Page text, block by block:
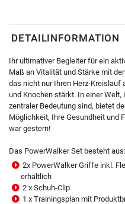
DETAILINFORMATION
Ihr ultimativer Begleiter für ein
Maß an Vitalität und Stärke mit
das nicht nur Ihren Herz-
und Knochen stärkt. In einer Welt,
zentraler Bedeutung sind, bietet
Möglichkeit, Ihre Gesundheit und
war gestern!
Das PowerWalker Set besteht aus:
2x PowerWalker Griffe inkl.
erhältlich
2 x Schuh-Clip
1 x Trainingsplan mit